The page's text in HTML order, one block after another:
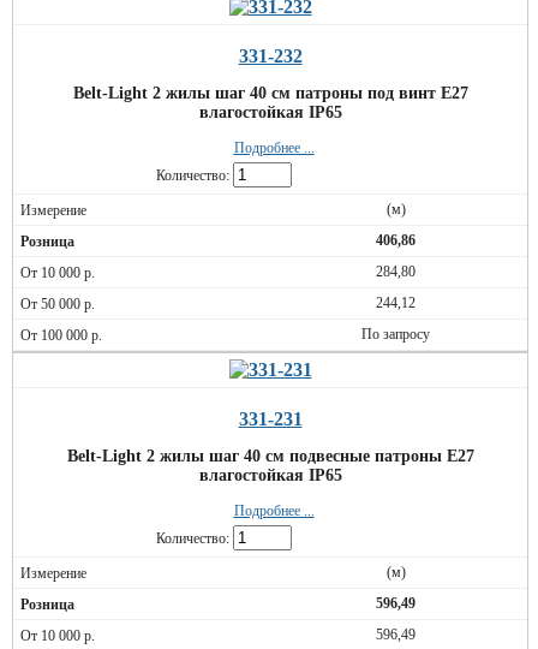
331-232
Belt-Light 2 жилы шаг 40 см патроны под винт E27
влагостойкая IP65
Подробнее ...
Количество:
(м)
406,86
284,80
244,12
По запросу
331-231
Belt-Light 2 жилы шаг 40 см подвесные патроны E27
влагостойкая IP65
Подробнее ...
Количество:
(м)
596,49
596,49